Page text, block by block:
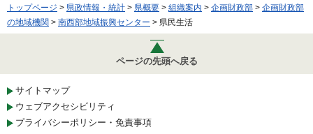
トップページ > 県政情報・統計 > 県概要 > 組織案内 > 企画財政部 > 企画財政部
の地域機関 > 南西部地域振興センター > 県民生活
ページの先頭へ戻る
サイトマップ
ウェブアクセシビリティ
プライバシーポリシー・免責事項